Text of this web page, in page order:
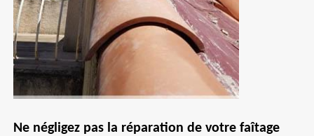
Ne négligez pas la réparation de votre faîtage